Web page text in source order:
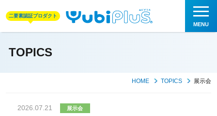
二要素認証プロダクト
TOPICS
HOME TOPICS 展示会
2026.07.21 展示会